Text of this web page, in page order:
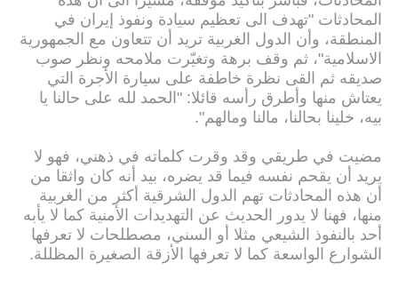
المحادثات "تهدف الى تعظيم سيادة ونفوذ إيران في
المنطقة، وأن الدول الغربية تريد أن تتعاون مع الجمهورية
الاسلامية"، ثم وقف برهة وتغيّرت ملامحه ونظر صوب
صديقه ثم القى نظرة خاطفة على سيارة الأجرة التي
يعتاش منها وأطرق رأسه قائلا: "الحمد لله على حالنا يا
بيه، خلينا بحالنا، مالنا ومالهم".
مضيت في طريقي وقد وقرت كلماته في ذهني، فهو لا
يريد أن يقحم نفسه فيما قد يضره، بيد أنه كان واثقا من
أن هذه المحادثات تهم الدول الشرقية أكثر من الغربية
منها، فهنا لا يدور الحديث عن التهديدات الأمنية كما لا يأبه
أحد بالنفوذ الشيعي مثلا أو السني، مصطلحات لا تعرفها
الشوارع الواسعة كما لا تعرفها الأزقة الصغيرة المظللة.